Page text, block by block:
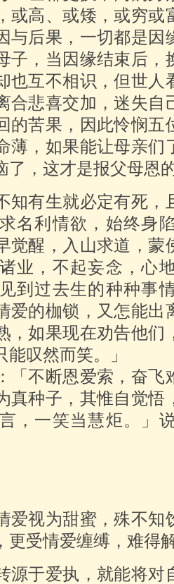
或高、或矮，或穷或
与后果，一切都是因
子，当因缘结束后，
也互不相识，但世人
合悲喜交加，迷失自
的苦果，因此怜悯五
薄，如果能让母亲们
了，这才是报父母恩
有生就必定有死，
名利情欲，始终身
觉醒，入山求道，蒙
业，不起妄念，心
到过去生的种种事
爱的枷锁，又怎能出
，如果现在劝告他们
叹然而笑。」
「不断恩爱索，奋飞
真种子，其惟自觉悟
，一笑当慧炬。」
视为甜蜜，殊不知
更受情爱缠缚，难得
于爱执，就能将对